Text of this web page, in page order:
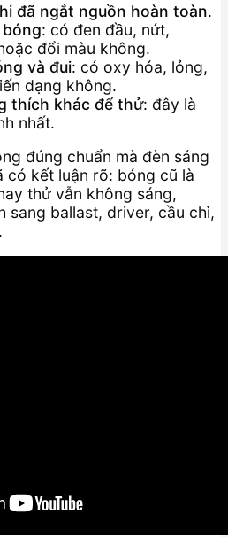
đã ngắt nguồn hoàn toàn.
: có đen đầu, nứt,
đổi màu không.
và đui: có oxy hóa, lỏng,
dạng không.
thích khác để thử: đây là
nhất.
đúng chuẩn mà đèn sáng
có kết luận rõ: bóng cũ là
thử vẫn không sáng,
sang ballast, driver, cầu chì,